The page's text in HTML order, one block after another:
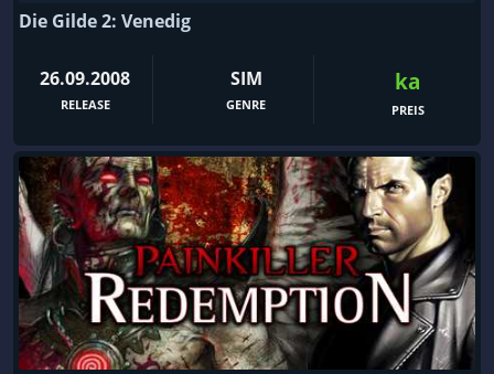
Die Gilde 2: Venedig
26.09.2008
RELEASE
SIM
GENRE
ka
PREIS